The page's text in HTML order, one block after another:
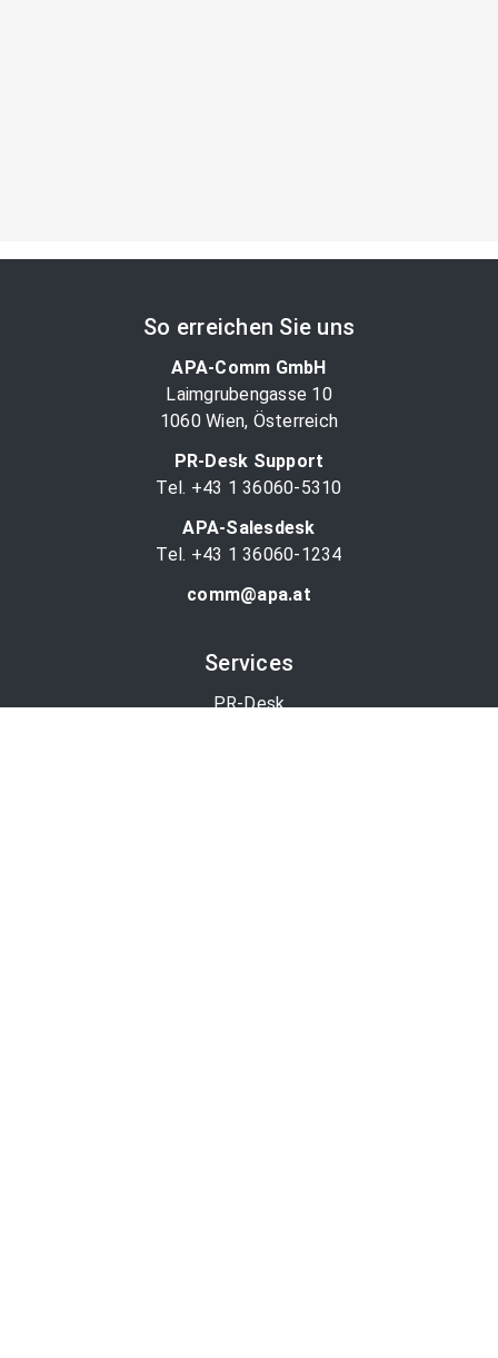
So erreichen Sie uns
APA-Comm GmbH
Laimgrubengasse 10
1060 Wien, Österreich
PR-Desk Support
Tel. +43 1 36060-5310
APA-Salesdesk
Tel. +43 1 36060-1234
comm@apa.at
Services
PR-Desk